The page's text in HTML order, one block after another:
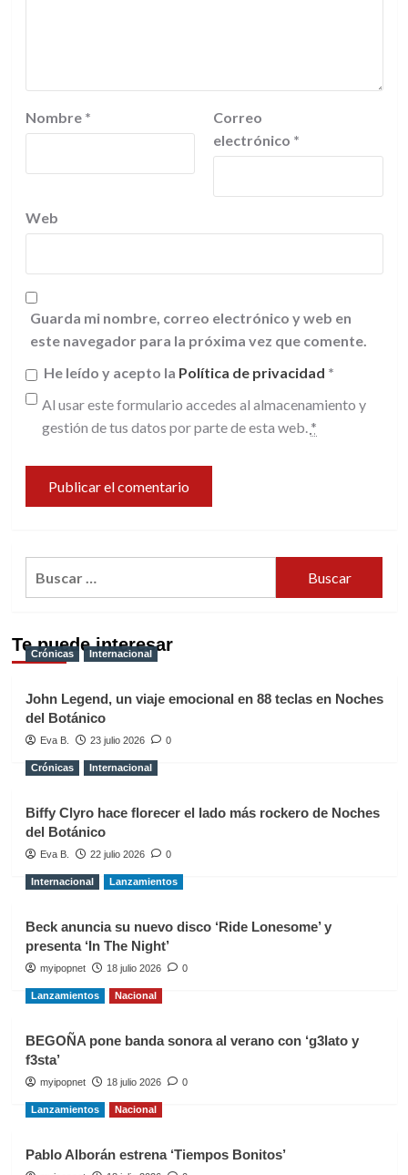
Nombre *
Correo
electrónico *
Web
Guarda mi nombre, correo electrónico y web en
este navegador para la próxima vez que comente.
He leído y acepto la Política de privacidad *
Al usar este formulario accedes al almacenamiento y
gestión de tus datos por parte de esta web. *
Te puede interesar
Crónicas Internacional
John Legend, un viaje emocional en 88 teclas en Noches
del Botánico
Eva B. 23 julio 2026 0
Crónicas Internacional
Biffy Clyro hace florecer el lado más rockero de Noches
del Botánico
Eva B. 22 julio 2026 0
Internacional Lanzamientos
Beck anuncia su nuevo disco ‘Ride Lonesome’ y
presenta ‘In The Night’
myipopnet 18 julio 2026 0
Lanzamientos Nacional
BEGOÑA pone banda sonora al verano con ‘g3lato y
f3sta’
myipopnet 18 julio 2026 0
Lanzamientos Nacional
Pablo Alborán estrena ‘Tiempos Bonitos’